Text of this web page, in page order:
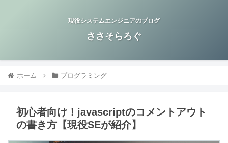
現役システムエンジニアのブログ
ささそらろぐ
ホーム プログラミング
初心者向け！javascriptのコメントアウト
の書き方【現役SEが紹介】